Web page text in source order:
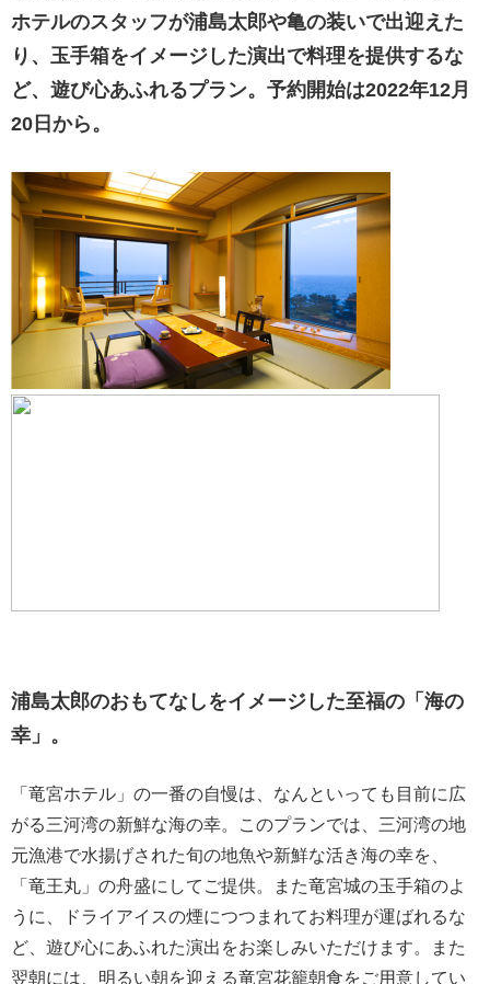
ホテルのスタッフが浦島太郎や亀の装いで出迎えた
り、玉手箱をイメージした演出で料理を提供するな
ど、遊び心あふれるプラン。予約開始は2022年12月
20日から。
浦島太郎のおもてなしをイメージした至福の「海の
幸」。
「竜宮ホテル」の一番の自慢は、なんといっても目前に広
がる三河湾の新鮮な海の幸。このプランでは、三河湾の地
元漁港で水揚げされた旬の地魚や新鮮な活き海の幸を、
「竜王丸」の舟盛にしてご提供。また竜宮城の玉手箱のよ
うに、ドライアイスの煙につつまれてお料理が運ばれるな
ど、遊び心にあふれた演出をお楽しみいただけます。また
翌朝には、明るい朝を迎える竜宮花籠朝食をご用意してい